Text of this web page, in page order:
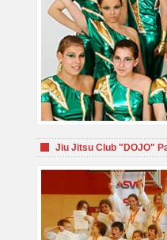
Jiu Jitsu Club "DOJO"